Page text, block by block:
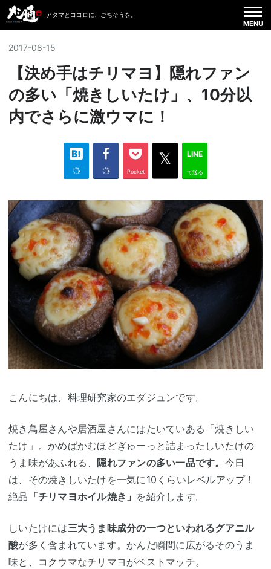
アタマとココロに、ごちそうを。
MENU
2017-08-15
【決め手はチリマヨ】隠れファン
の多い「焼きしいたけ」、10分以
内でさらに激ウマに！
Pocket
LINE
で送る
こんにちは、料理研究家のエダジュンです。
焼き鳥屋さんや居酒屋さんにはたいていある「焼きしい
たけ」。かめばかむほどぎゅーっと詰まったしいたけの
うま味があふれる、 隠れファンの多い一品です。 今日
は、その焼きしいたけを一気に10くらいレベルアップ！
絶品 「チリマヨホイル焼き」 を紹介します。
しいたけには三大うま味成分の一つといわれるグアニル
酸が多く含まれています。かんだ瞬間に広がるそのうま
味と、コクウマなチリマヨがベストマッチ。